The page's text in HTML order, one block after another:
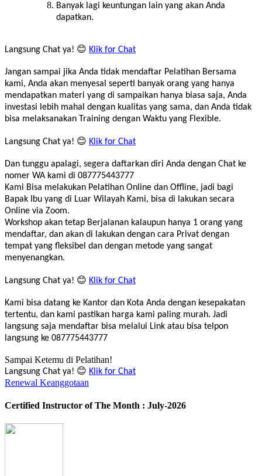
Banyak lagi keuntungan lain yang akan Anda
dapatkan.
Langsung Chat ya! 😊 Klik for Chat
Jangan sampai jika Anda tidak mendaftar Pelatihan Bersama
kami, Anda akan menyesal seperti banyak orang yang hanya
mendapatkan materi yang di sampaikan hanya biasa saja, Anda
investasi lebih mahal dengan kualitas yang sama, dan Anda tidak
bisa melaksanakan Training dengan Waktu yang Flexible.
Langsung Chat ya! 😊 Klik for Chat
Dan tunggu apalagi, segera daftarkan diri Anda dengan Chat ke
nomer WA kami di 087775443777
Kami Bisa melakukan Pelatihan Online dan Offline, jadi bagi
Bapak Ibu yang di Luar Wilayah Kami, bisa di lakukan secara
Online via Zoom.
Workshop akan tetap Berjalanan kalaupun hanya 1 orang yang
mendaftar, dan akan di lakukan dengan cara Privat dengan
tempat yang fleksibel dan dengan metode yang sangat
menyenangkan.
Langsung Chat ya! 😊 Klik for Chat
Kami bisa datang ke Kantor dan Kota Anda dengan kesepakatan
tertentu, dan kami pastikan harga kami paling murah. Jadi
langsung saja mendaftar bisa melalui Link atau bisa telpon
langsung ke 087775443777
Sampai Ketemu di Pelatihan!
Langsung Chat ya! 😊 Klik for Chat
Renewal Keanggotaan
Certified Instructor of The Month : July-2026